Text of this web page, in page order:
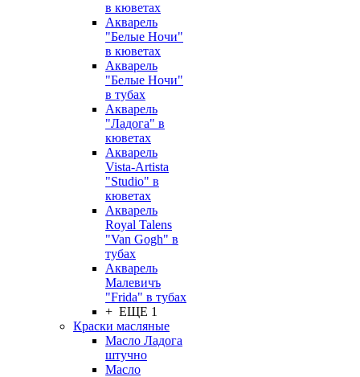
в кюветах
Акварель
"Белые Ночи"
в кюветах
Акварель
"Белые Ночи"
в тубах
Акварель
"Ладога" в
кюветах
Акварель
Vista-Artista
"Studio" в
кюветах
Акварель
Royal Talens
"Van Gogh" в
тубах
Акварель
Малевичъ
"Frida" в тубах
+ ЕЩЕ 1
Краски масляные
Масло Ладога
штучно
Масло